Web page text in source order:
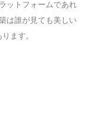
ットフォームであれ
は誰が見ても美しい
ます。